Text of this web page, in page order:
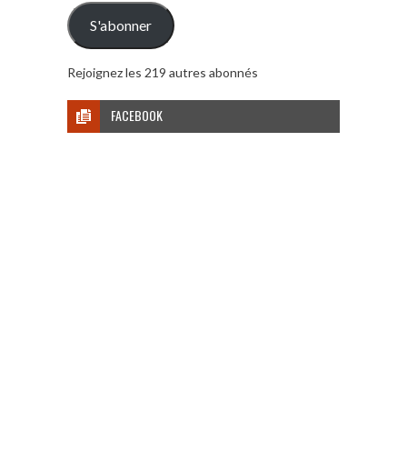
mail
S'abonner
Rejoignez les 219 autres abonnés
FACEBOOK